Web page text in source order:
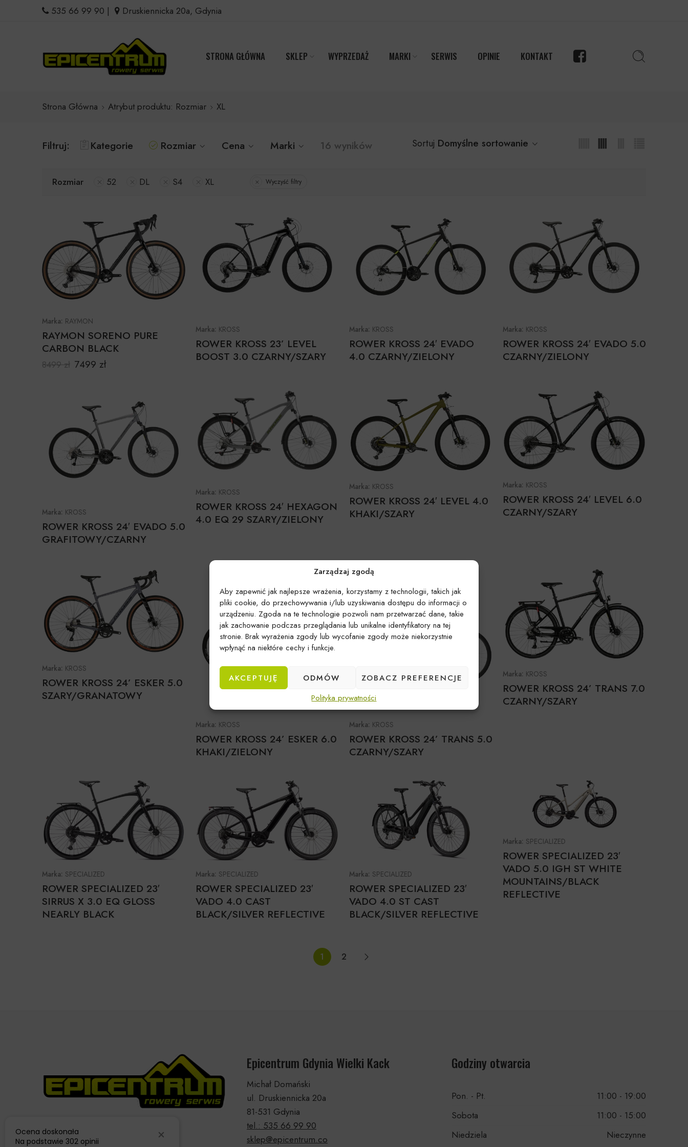
Zarządzaj zgodą
Aby zapewnić jak najlepsze wrażenia, korzystamy z technologii, takich jak
pliki cookie, do przechowywania i/lub uzyskiwania dostępu do informacji o
urządzeniu. Zgoda na te technologie pozwoli nam przetwarzać dane, takie
jak zachowanie podczas przeglądania lub unikalne identyfikatory na tej
stronie. Brak wyrażenia zgody lub wycofanie zgody może niekorzystnie
wpłynąć na niektóre cechy i funkcje.
AKCEPTUJĘ ODMÓW
ZOBACZ PREFERENCJE
Polityka prywatności
535 66 99 90 | Druskiennicka 20a, Gdynia
STRONA GŁÓWNA SKLEP WYPRZEDAŻ MARKI SERWIS OPINIE KONTAKT
Strona Główna Atrybut produktu: Rozmiar XL
Filtruj: Kategorie Rozmiar Cena Marki 16 wyników Sortuj Domyślne sortowanie
Rozmiar 52 DL S4 XL Wyczyść filtry
Marka: RAYMON
RAYMON SORENO PURE
CARBON BLACK
8499zł 7499 zł
Marka: KROSS
ROWER KROSS 23’ LEVEL
BOOST 3.0 CZARNY/SZARY
Marka: KROSS
ROWER KROSS 24′ EVADO
4.0 CZARNY/ZIELONY
Marka: KROSS
ROWER KROSS 24′ EVADO 5.0
CZARNY/ZIELONY
Marka: KROSS
ROWER KROSS 24′ EVADO 5.0
GRAFITOWY/CZARNY
Marka: KROSS
ROWER KROSS 24′ HEXAGON
4.0 EQ 29 SZARY/ZIELONY
Marka: KROSS
ROWER KROSS 24′ LEVEL 4.0
KHAKI/SZARY
Marka: KROSS
ROWER KROSS 24′ LEVEL 6.0
CZARNY/SZARY
Marka: KROSS
ROWER KROSS 24’ ESKER 5.0
SZARY/GRANATOWY
Marka: KROSS
ROWER KROSS 24’ ESKER 6.0
KHAKI/ZIELONY
Marka: KROSS
ROWER KROSS 24’ TRANS 5.0
CZARNY/SZARY
Marka: KROSS
ROWER KROSS 24’ TRANS 7.0
CZARNY/SZARY
Marka: SPECIALIZED
ROWER SPECIALIZED 23′
SIRRUS X 3.0 EQ GLOSS
NEARLY BLACK
Marka: SPECIALIZED
ROWER SPECIALIZED 23′
VADO 4.0 CAST
BLACK/SILVER REFLECTIVE
Marka: SPECIALIZED
ROWER SPECIALIZED 23′
VADO 4.0 ST CAST
BLACK/SILVER REFLECTIVE
Marka: SPECIALIZED
ROWER SPECIALIZED 23′
VADO 5.0 IGH ST WHITE
MOUNTAINS/BLACK
REFLECTIVE
1 2
Epicentrum Gdynia Wielki Kack
Michał Domański
ul. Druskiennicka 20a
81-531 Gdynia
tel.: 535 66 99 90
sklep@epicentrum.co
Godziny otwarcia
Pon. - Pt.
11:00 - 19:00
Sobota
11:00 - 15:00
Niedziela
Nieczynne
Ocena doskonała
Na podstawie 302 opinii